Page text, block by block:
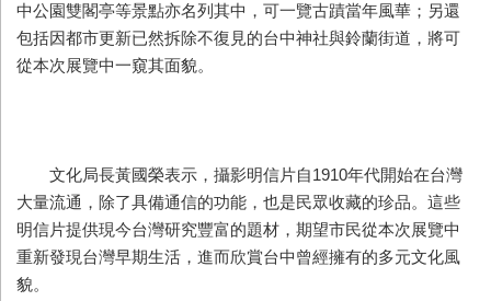
中公園雙閣亭等景點亦名列其中，可一覽古蹟當年風華；另還
包括因都市更新已然拆除不復見的台中神社與鈴蘭街道，將可
從本次展覽中一窺其面貌。
文化局長黃國榮表示，攝影明信片自1910年代開始在台灣
大量流通，除了具備通信的功能，也是民眾收藏的珍品。這些
明信片提供現今台灣研究豐富的題材，期望市民從本次展覽中
重新發現台灣早期生活，進而欣賞台中曾經擁有的多元文化風
貌。